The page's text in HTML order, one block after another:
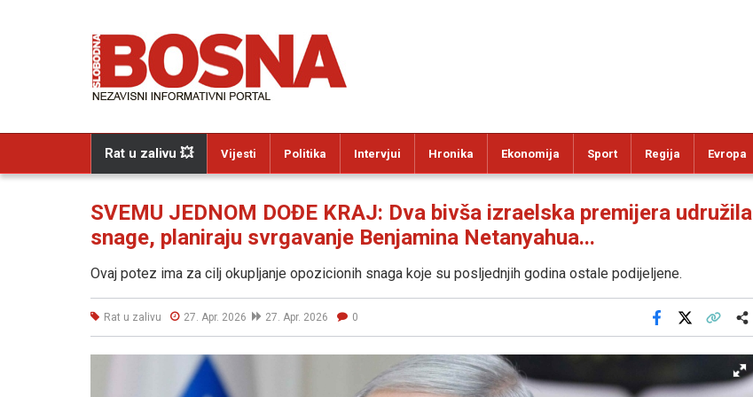
Rat u zalivu 💥 Vijesti Politika Intervjui Hronika Ekonomija Sport Regija Evropa
SVEMU JEDNOM DOĐE KRAJ: Dva bivša izraelska premijera udružila
snage, planiraju svrgavanje Benjamina Netanyahua...
Ovaj potez ima za cilj okupljanje opozicionih snaga koje su posljednjih godina ostale podijeljene.
Rat u zalivu 27. Apr. 2026 27. Apr. 2026 0
Facebook